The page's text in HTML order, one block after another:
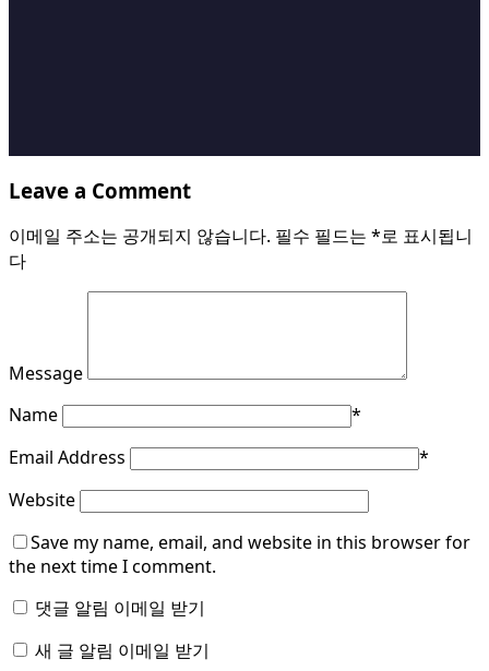
Leave a Comment
이메일 주소는 공개되지 않습니다. 필수 필드는 *로 표시됩니
다
Message
Name
*
Email Address
*
Website
Save my name, email, and website in this browser for
the next time I comment.
댓글 알림 이메일 받기
새 글 알림 이메일 받기